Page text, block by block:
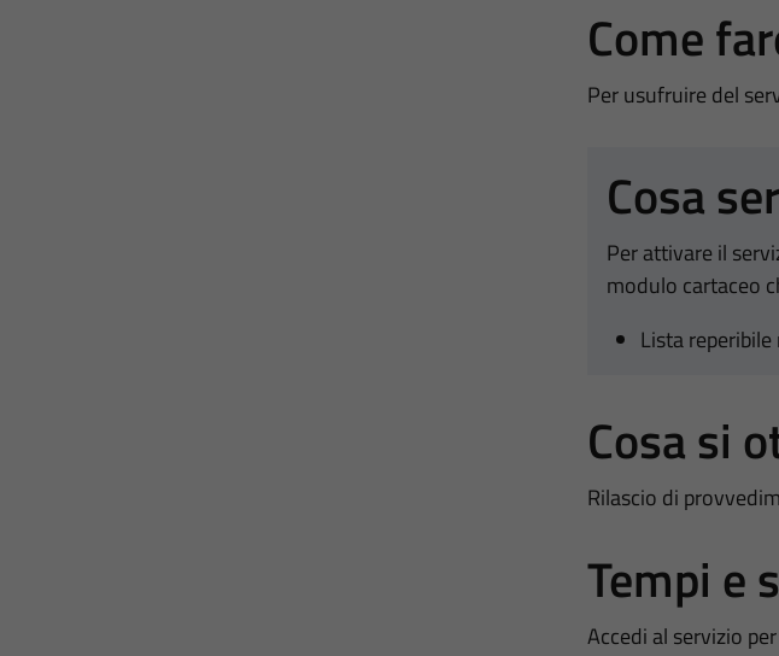
Come
Per usufruire del
Cosa
Per attivare il
modulo cartaceo
Lista
Cosa si
Rilascio di
Tempi e
Accedi al servizio